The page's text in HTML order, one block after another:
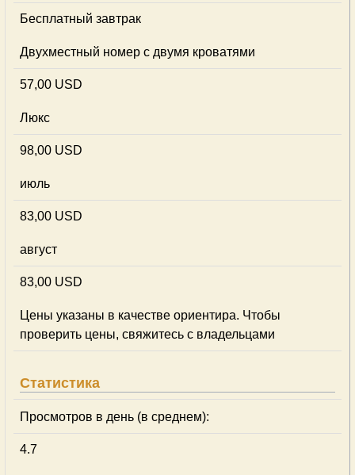
Бесплатный завтрак
Двухместный номер с двумя кроватями
57,00 USD
Люкс
98,00 USD
июль
83,00 USD
август
83,00 USD
Цены указаны в качестве ориентира. Чтобы
проверить цены, свяжитесь с владельцами
Статистика
Просмотров в день (в среднем):
4.7